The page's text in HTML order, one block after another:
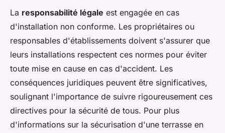
La responsabilité légale est engagée en cas
d'installation non conforme. Les propriétaires ou
responsables d'établissements doivent s'assurer que
leurs installations respectent ces normes pour éviter
toute mise en cause en cas d'accident. Les
conséquences juridiques peuvent être significatives,
soulignant l'importance de suivre rigoureusement ces
directives pour la sécurité de tous. Pour plus
d'informations sur la sécurisation d'une terrasse en